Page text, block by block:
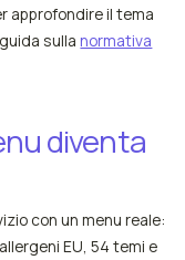
approfondire il tema
sulla normativa
diventa
con un menu reale:
EU, 54 temi e